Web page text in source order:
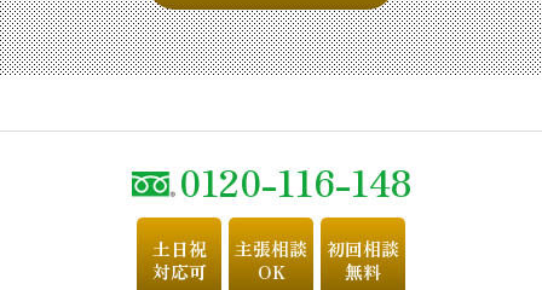
0120-116-148
土日祝
対応可
主張相談
OK
初回相談
無料